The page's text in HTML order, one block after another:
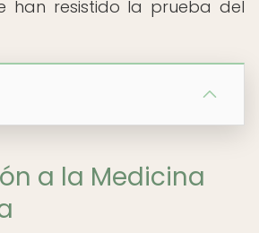
han resistido la prueba del
a la Medicina